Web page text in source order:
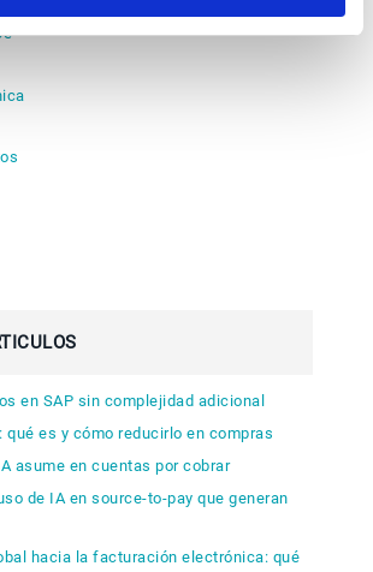
en SAP sin complejidad adicional
qué es y cómo reducirlo en compras
asume en cuentas por cobrar
de IA en source-to-pay que generan
hacia la facturación electrónica: qué